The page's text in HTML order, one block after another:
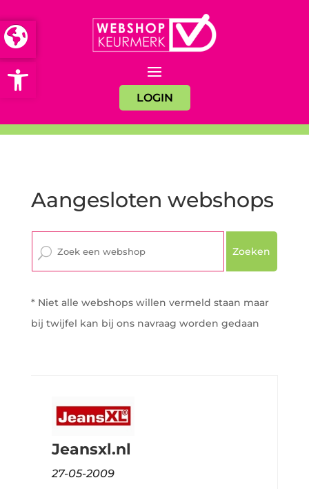
Open toolbar
LOGIN
Aangesloten webshops
Zoeken
* Niet alle webshops willen vermeld staan maar
bij twijfel kan bij ons navraag worden gedaan
Jeansxl.nl
27-05-2009